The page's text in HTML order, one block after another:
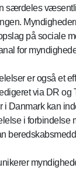
særdeles
på sociale
for
er også et
via DR og
i Danmark kan
i forbindelse